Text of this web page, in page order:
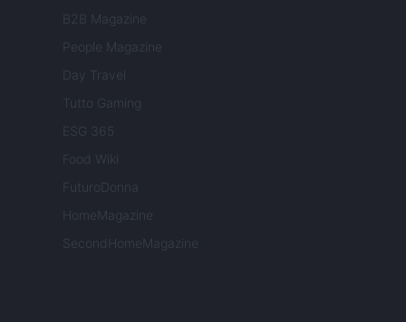
B2B Magazine
People Magazine
Day Travel
Tutto Gaming
ESG 365
Food Wiki
FuturoDonna
HomeMagazine
SecondHomeMagazine